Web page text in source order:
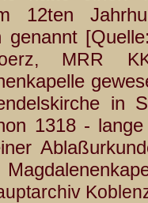
12ten
genannt [Quelle:
MRR
in
1318 -